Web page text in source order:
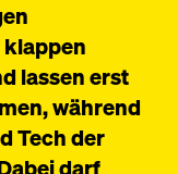
klappen
lassen erst
während
Tech der
darf